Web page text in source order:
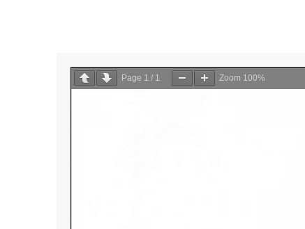
Page 1 / 1 Zoom 100%